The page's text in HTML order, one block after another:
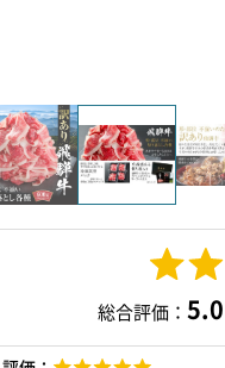
総合評価： 5.0